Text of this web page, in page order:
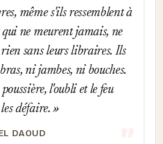
même s'ils ressemblent à
qui ne meurent jamais, ne
sans leurs libraires. Ils
ni jambes, ni bouches.
l'oubli et le feu
défaire.
DAOUD